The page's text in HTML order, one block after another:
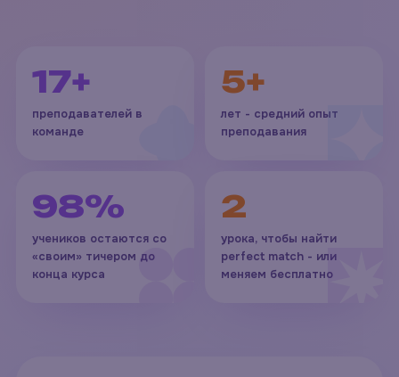
17+
преподавателей в
команде
5+
лет - средний опыт
преподавания
98%
учеников остаются со
«своим» тичером до
конца курса
2
урока, чтобы найти
perfect match - или
меняем бесплатно